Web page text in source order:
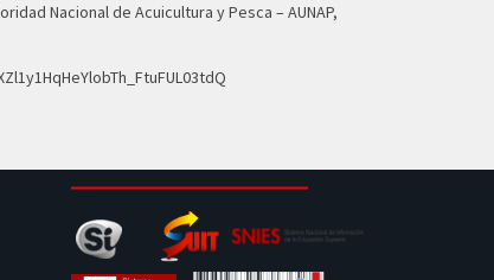
Nacional de Acuicultura y Pesca – AUNAP,